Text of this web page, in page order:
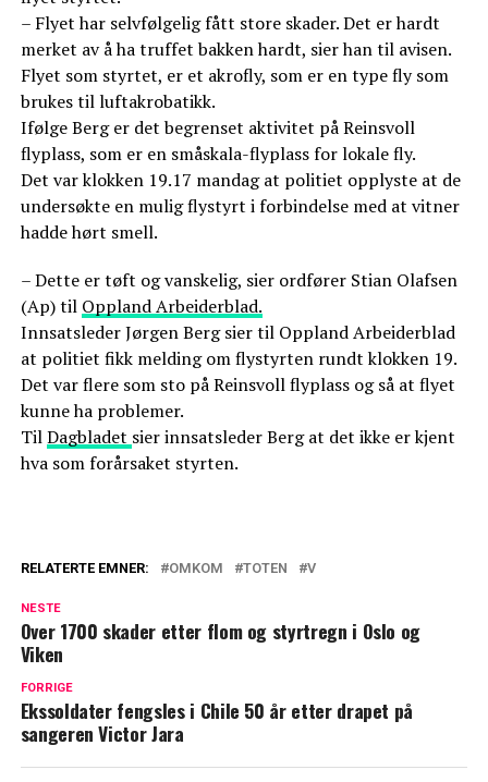
– Flyet har selvfølgelig fått store skader. Det er hardt
merket av å ha truffet bakken hardt, sier han til avisen.
Flyet som styrtet, er et akrofly, som er en type fly som
brukes til luftakrobatikk.
Ifølge Berg er det begrenset aktivitet på Reinsvoll
flyplass, som er en småskala-flyplass for lokale fly.
Det var klokken 19.17 mandag at politiet opplyste at de
undersøkte en mulig flystyrt i forbindelse med at vitner
hadde hørt smell.
– Dette er tøft og vanskelig, sier ordfører Stian Olafsen
(Ap) til Oppland Arbeiderblad.
Innsatsleder Jørgen Berg sier til Oppland Arbeiderblad
at politiet fikk melding om flystyrten rundt klokken 19.
Det var flere som sto på Reinsvoll flyplass og så at flyet
kunne ha problemer.
TilDagbladet sier innsatsleder Berg at det ikke er kjent
hva som forårsaket styrten.
RELATERTE EMNER: OMKOM TOTEN V
NESTE
Over 1700 skader etter flom og styrtregn i Oslo og
Viken
FORRIGE
Ekssoldater fengsles i Chile 50 år etter drapet på
sangeren Victor Jara